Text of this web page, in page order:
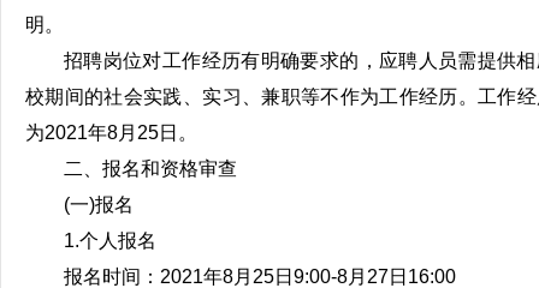
明。
招聘岗位对工作经历有明确要求的，应聘人员需提供
校期间的社会实践、实习、兼职等不作为工作经历。工作
为2021年8月25日。
二、报名和资格审查
(一)报名
1.个人报名
报名时间：2021年8月25日9:00-8月27日16:00